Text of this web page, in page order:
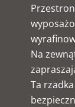
Na
Ta